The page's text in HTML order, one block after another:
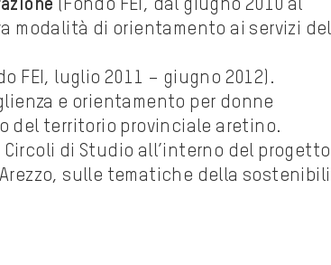
(Fondo FEI, dal giugno 2010 al
modalità di orientamento ai servizi del
FEI, luglio 2011 – giugno 2012).
e orientamento per donne
del territorio provinciale aretino.
Circoli di Studio all’interno del progetto
sulle tematiche della